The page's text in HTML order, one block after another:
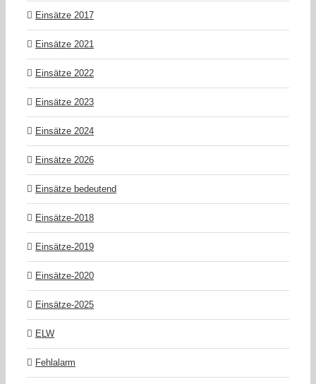
Einsätze 2017
Einsätze 2021
Einsätze 2022
Einsätze 2023
Einsätze 2024
Einsätze 2026
Einsätze bedeutend
Einsätze-2018
Einsätze-2019
Einsätze-2020
Einsätze-2025
ELW
Fehlalarm